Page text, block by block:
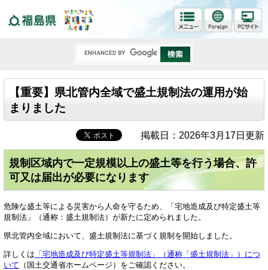
【重要】県北管内全域で盛土規制法の運用が始
まりました
掲載日：2026年3月17日更新
規制区域内で一定規模以上の盛土等を行う場合、許
可又は届出が必要になります
危険な盛土等による災害から人命を守るため、「宅地造成及び特定盛土等
規制法」（通称：盛土規制法）が新たに定められました。
県北管内全域において、盛土規制法に基づく規制を開始しました。
詳しくは 「宅地造成及び特定盛土等規制法」（通称「盛土規制法」）につ
いて （国土交通省ホームページ）をご確認ください。